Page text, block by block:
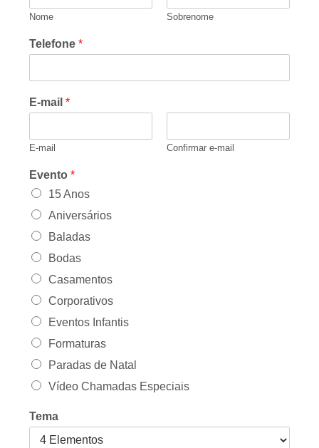
Nome Sobrenome
Telefone *
E-mail *
E-mail Confirmar e-mail
Evento *
15 Anos
Aniversários
Baladas
Bodas
Casamentos
Corporativos
Eventos Infantis
Formaturas
Paradas de Natal
Vídeo Chamadas Especiais
Tema